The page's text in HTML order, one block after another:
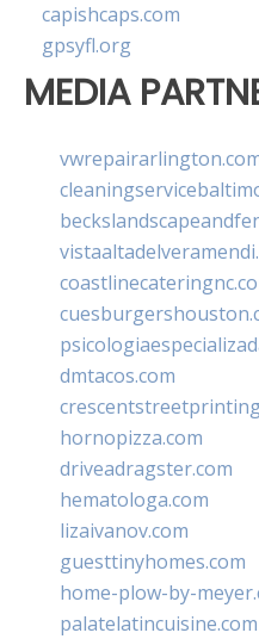
capishcaps.com
gpsyfl.org
MEDIA
dmtacos.com
hornopizza.com
driveadragster.com
hematologa.com
lizaivanov.com
guesttinyhomes.com
home-plow-by-
palatelatincuisine.com